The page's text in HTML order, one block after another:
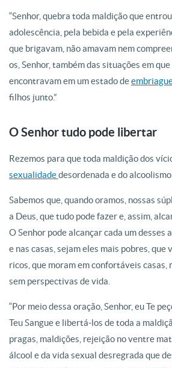
“Senhor, quebra toda maldição que
adolescência, pela bebida e pela
que brigavam, não amavam nem
os, Senhor, também das situações em que
encontravam em um estado de
filhos junto.”
O Senhor tudo pode libertar
Rezemos para que toda maldição dos
sexualidadedesordenada e do
Sabemos que, quando oramos, nossas
a Deus, que tudo pode fazer e, assim,
O Senhor pode alcançar cada um desses
e nas casas, sejam eles mais pobres, que
ricos, que moram em confortáveis casas,
sem perspectivas de vida.
“Por meio dessa oração, Senhor, eu Te
Teu Sangue e libertá-los de toda a
pragas, maldições, rejeição no ventre
álcool e da vida sexual desregrada que